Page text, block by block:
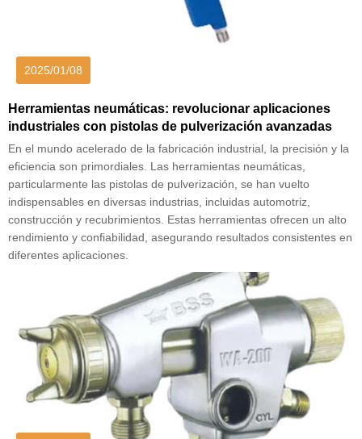
2025/01/08
Herramientas neumáticas: revolucionar aplicaciones
industriales con pistolas de pulverización avanzadas
En el mundo acelerado de la fabricación industrial, la precisión y la
eficiencia son primordiales. Las herramientas neumáticas,
particularmente las pistolas de pulverización, se han vuelto
indispensables en diversas industrias, incluidas automotriz,
construcción y recubrimientos. Estas herramientas ofrecen un alto
rendimiento y confiabilidad, asegurando resultados consistentes en
diferentes aplicaciones.